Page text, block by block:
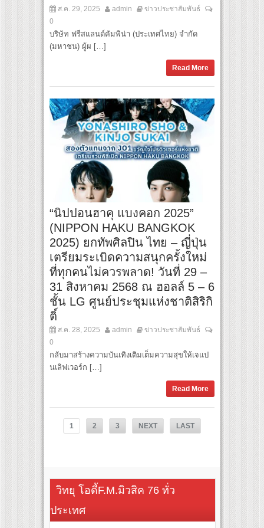
ส.ค. 29, 2025 admin
ข่าวประชาสัมพันธ์
0
บริษัท ฟรีสแลนด์คัมพิน่า (ประเทศไทย) จำกัด
(มหาชน) ผู้ผ […]
Read More
“นิปปอนฮาคุ แบงคอก 2025”
(NIPPON HAKU BANGKOK
2025) ยกทัพศิลปิน ไทย – ญี่ปุ่น
เตรียมระเบิดความสนุกครั้งใหม่
ที่ทุกคนไม่ควรพลาด! วันที่ 29 –
31 สิงหาคม 2568 ณ ฮอลล์ 5 – 6
ชั้น LG ศูนย์ประชุมแห่งชาติสิริกิ
ติ์
ส.ค. 28, 2025 admin
ข่าวประชาสัมพันธ์
0
กลับมาสร้างความบันเทิงเติมเต็มความสุขให้เจแป
นเลิฟเวอร์ก […]
Read More
1 2 3 NEXT LAST
วิทยุ โอดี้F.M.มิวสิค 76 ทั่ว
ประเทศ